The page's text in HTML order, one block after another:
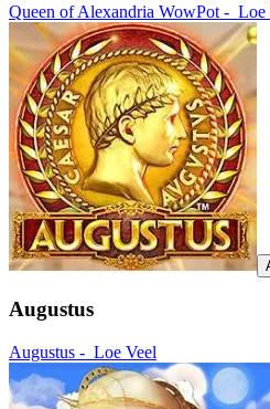
Queen of Alexandria WowPot - Loe
Augustus
Augustus - Loe Veel